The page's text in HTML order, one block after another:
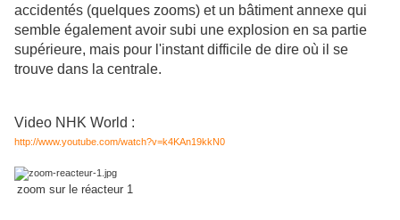
accidentés (quelques zooms) et un bâtiment annexe qui
semble également avoir subi une explosion en sa partie
supérieure, mais pour l'instant difficile de dire où il se
trouve dans la centrale.
Video NHK World :
http://www.youtube.com/watch?v=k4KAn19kkN0
zoom sur le réacteur 1